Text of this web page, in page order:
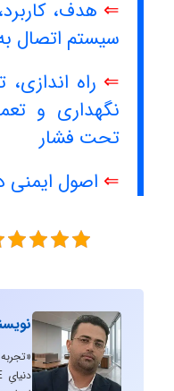
⇐ هدف،
سیستم اتصال
⇐ راه
نگهداری و
تحت فشار
⇐ اصول